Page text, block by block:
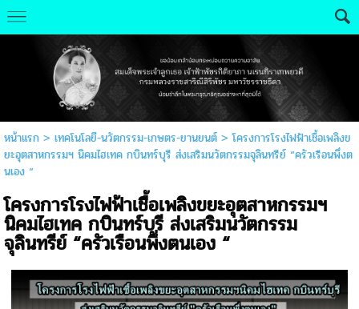
หน้าแรก> เทคโนโลยี-นวัตกรรม-เกษตร-ยานยนต์>โครงการโรงไฟฟ้าเชื้อเพลิงข
ยะอุตสาหกรรมฯ นิคมไฮเทค กบินทร์บุรี ส่งเสริมนวัตกรรมจุลินทรีย์ “ครัวเรือนพึ่งต
นเอง “
โครงการโรงไฟฟ้าเชื้อเพลิงขยะอุตสาหกรรมฯ
นิคมไฮเทค กบินทร์บุรี ส่งเสริมนวัตกรรม
จุลินทรีย์ “ครัวเรือนพึ่งตนเอง “